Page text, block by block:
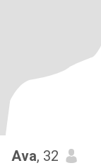
Ava, 32